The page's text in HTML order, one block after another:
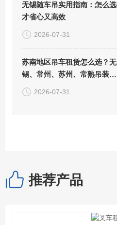
无锡随车吊实用指南：怎么选
才省心又高效
2026-07-31
苏南地区吊车租赁怎么选？无
锡、常州、苏州、常熟吊装服
务指南
2026-07-31
推荐产品